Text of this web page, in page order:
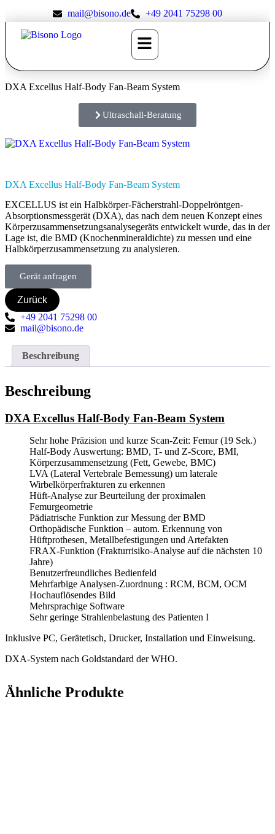
mail@bisono.de +49 2041 75298 00
DXA Excellus Half-Body Fan-Beam System
Ultraschall-Beratung
DXA Excellus Half-Body Fan-Beam System
EXCELLUS ist ein Halbkörper-Fächerstrahl-Doppelröntgen-
Absorptionsmessgerät (DXA), das nach dem neuen Konzept eines
Körperzusammensetzungsanalysegeräts entwickelt wurde, das in der
Lage ist, die BMD (Knochenmineraldichte) zu messen und eine
Halbkörperzusammensetzung zu analysieren.
Gerät anfragen
Zurück
+49 2041 75298 00
mail@bisono.de
Beschreibung
Beschreibung
DXA Excellus Half-Body Fan-Beam System
Sehr hohe Präzision und kurze Scan-Zeit: Femur (19 Sek.)
Half-Body Auswertung: BMD, T- und Z-Score, BMI,
Körperzusammensetzung (Fett, Gewebe, BMC)
LVA (Lateral Vertebrale Bemessung) um laterale
Wirbelkörperfrakturen zu erkennen
Hüft-Analyse zur Beurteilung der proximalen
Femurgeometrie
Pädiatrische Funktion zur Messung der BMD
Orthopädische Funktion – autom. Erkennung von
Hüftprothesen, Metallbefestigungen und Artefakten
FRAX-Funktion (Frakturrisiko-Analyse auf die nächsten 10
Jahre)
Benutzerfreundliches Bedienfeld
Mehrfarbige Analysen-Zuordnung : RCM, BCM, OCM
Hochauflösendes Bild
Mehrsprachige Software
Sehr geringe Strahlenbelastung des Patienten I
Inklusive PC, Gerätetisch, Drucker, Installation und Einweisung.
DXA-System nach Goldstandard der WHO.
Ähnliche Produkte